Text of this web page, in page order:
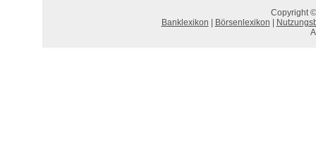
Copyright
Banklexikon
Börsenlexikon